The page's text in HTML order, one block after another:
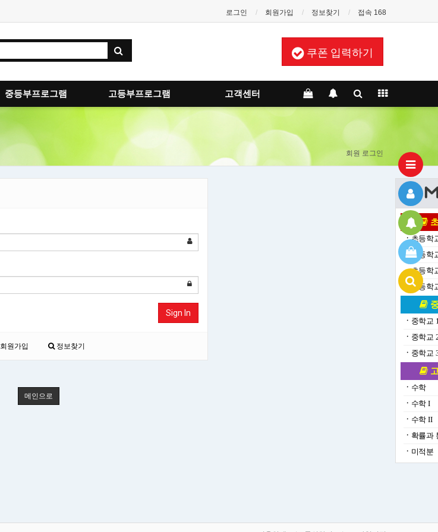
로그인 회원가입 정보찾기 접속 168
쿠폰 입력하기
중등부프로그램 고등부프로그램 고객센터
회원 로그인
ㆍ초등학
ㆍ초등학
ㆍ초등학
ㆍ초등학
ㆍ 중학교
ㆍ 중학교
ㆍ 중학교
ㆍ 수학
ㆍ 수학 I
ㆍ 수학 II
ㆍ 확률과
ㆍ 미적분
Sign In
회원가입 정보찾기
메인으로